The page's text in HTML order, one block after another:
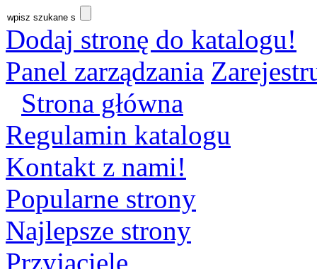
Dodaj stronę do katalogu!
Panel zarządzania
Strona główna
Regulamin katalogu
Kontakt z nami!
Popularne strony
Najlepsze strony
Przyjaciele